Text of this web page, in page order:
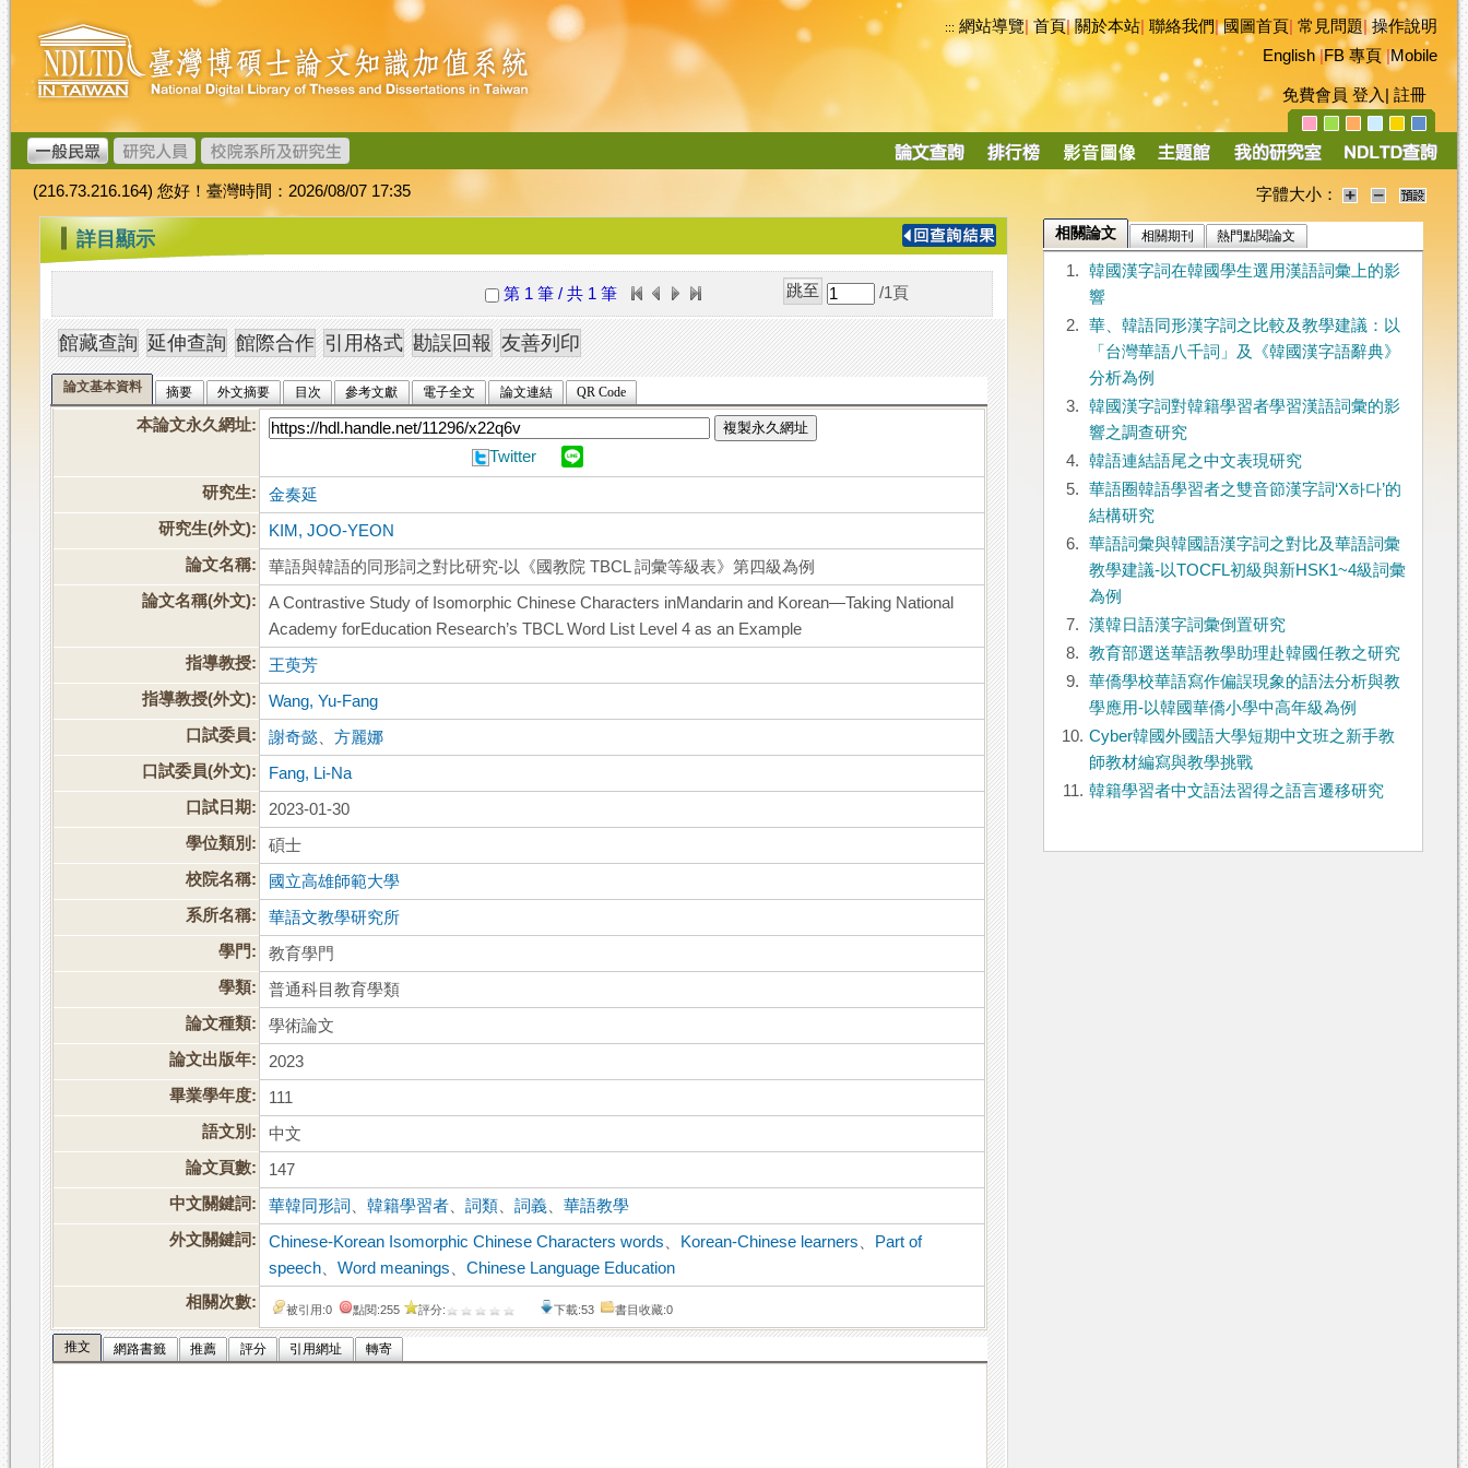
跳
到
主
要
內
容
臺
灣
博
碩
士
論
文
加
值
系
統
::: 網站導覽|首頁|關於本站 聯絡我們|國圖首頁 常見問題|操作說明
English|FB 專頁|Mobile
免費會員 登入 註冊
導
(216.73.216.164) 您好！臺灣時間：2026/08/07 17:35 字體大小：
::: 詳目顯示
第 1 筆 / 共 1 筆 /1 頁
論文基本資料 摘要 外文摘要 目次 參考文獻 電子全文 論文連結 QR Code
本論文永久網址: 複製永久網址
Twitter
研究生:
金奏延
研究生(外文):
KIM, JOO-YEON
論文名稱:
華語與韓語的同形詞之對比研究-以《國教院 TBCL 詞彙等級表》第四級為例
論文名稱(外文):
A Contrastive Study of Isomorphic Chinese Characters inMandarin and Korean—Taking National
Academy forEducation Research’s TBCL Word List Level 4 as an Example
指導教授:
王萸芳
指導教授(外文):
Wang, Yu-Fang
口試委員:
謝奇懿 、方麗娜
口試委員(外文):
Fang, Li-Na
口試日期:
2023-01-30
學位類別:
碩士
校院名稱:
國立高雄師範大學
系所名稱:
華語文教學研究所
學門:
教育學門
學類:
普通科目教育學類
論文種類:
學術論文
論文出版年:
2023
畢業學年度:
111
語文別:
中文
論文頁數:
147
中文關鍵詞:
華韓同形詞 、韓籍學習者 、詞類 、詞義 、華語教學
外文關鍵詞:
Chinese-Korean Isomorphic Chinese Characters words Korean-Chinese learners
Part of
speech 、Word meanings 、Chinese Language Education
相關次數:
被引用:0 點閱:255 評分: 下載:53 書目收藏:0
推文 網路書籤 推薦 評分 引用網址 轉寄
相關論文 相關期刊 熱門點閱論文
1.
韓國漢字詞在韓國學生選用漢語詞彙上的影
響
2.
華、韓語同形漢字詞之比較及教學建議：以
「台灣華語八千詞」及《韓國漢字語辭典》
分析為例
3.
韓國漢字詞對韓籍學習者學習漢語詞彙的影
響之調查研究
4.
韓語連結語尾之中文表現研究
5.
華語圈韓語學習者之雙音節漢字詞‘X하다’的
結構研究
6.
華語詞彙與韓國語漢字詞之對比及華語詞彙
教學建議-以TOCFL初級與新HSK1~4級詞彙
為例
7.
漢韓日語漢字詞彙倒置研究
8.
教育部選送華語教學助理赴韓國任教之研究
9.
華僑學校華語寫作偏誤現象的語法分析與教
學應用-以韓國華僑小學中高年級為例
10. Cyber韓國外國語大學短期中文班之新手教
師教材編寫與教學挑戰
11. 韓籍學習者中文語法習得之語言遷移研究